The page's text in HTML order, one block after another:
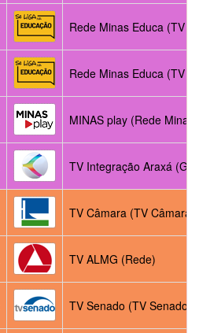
Rede Minas Educa (TV
Rede Minas Educa (TV
MINAS play (Rede Minas)
TV Integração Araxá
TV Câmara (TV Câmara)
TV ALMG (Rede)
TV Senado (TV Senado)